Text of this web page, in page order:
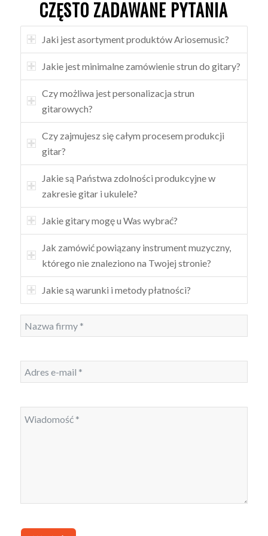
CZĘSTO ZADAWANE PYTANIA
Jaki jest asortyment produktów Ariosemusic?
Jakie jest minimalne zamówienie strun do gitary?
Czy możliwa jest personalizacja strun
gitarowych?
Czy zajmujesz się całym procesem produkcji
gitar?
Jakie są Państwa zdolności produkcyjne w
zakresie gitar i ukulele?
Jakie gitary mogę u Was wybrać?
Jak zamówić powiązany instrument muzyczny,
którego nie znaleziono na Twojej stronie?
Jakie są warunki i metody płatności?